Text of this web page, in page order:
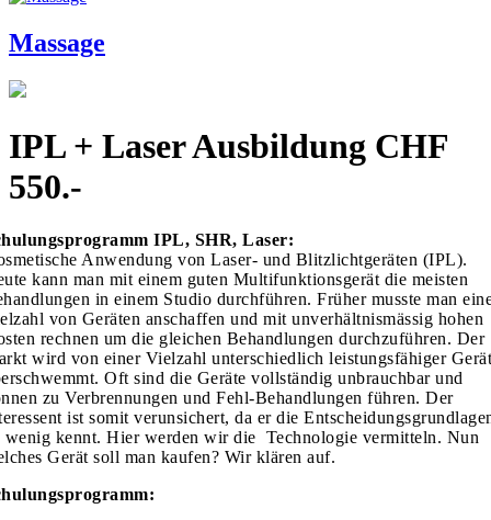
Massage
IPL + Laser Ausbildung CHF
550.-
IPL, SHR, Laser:
Anwendung von Laser- und Blitzlichtgeräten (IPL).
kann man mit einem guten Multifunktionsgerät die meisten
in einem Studio durchführen. Früher musste man
von Geräten anschaffen und mit unverhältnismässig hohen
rechnen um die gleichen Behandlungen durchzuführen. Der
wird von einer Vielzahl unterschiedlich leistungsfähiger
Oft sind die Geräte vollständig unbrauchbar und
zu Verbrennungen und Fehl-Behandlungen führen. Der
ist somit verunsichert, da er die
wenig kennt. Hier werden wir die Technologie vermitteln. Nun
Gerät soll man kaufen? Wir klären auf.